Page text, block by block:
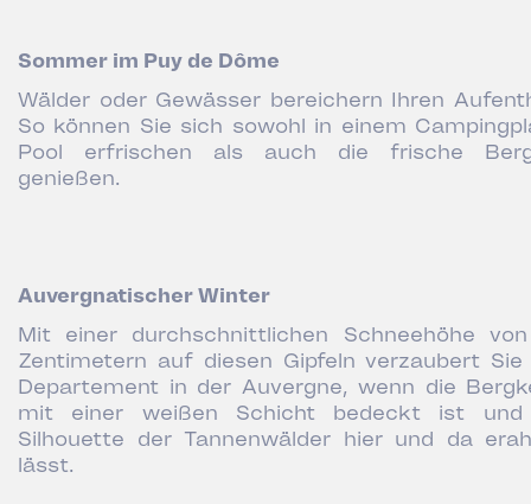
Sommer im Puy de Dôme
Wälder oder Gewässer bereichern Ihren
So können Sie sich sowohl in einem
Pool erfrischen als auch die frische
genießen.
Auvergnatischer Winter
Mit einer durchschnittlichen Schneehöhe
Zentimetern auf diesen Gipfeln verzaubert Sie
Departement in der Auvergne, wenn die
mit einer weißen Schicht bedeckt ist und
Silhouette der Tannenwälder hier und da
lässt.